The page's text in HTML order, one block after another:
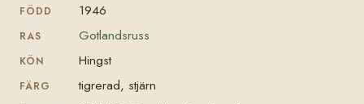
FÖDD 1946
RAS Gotlandsruss
KÖN Hingst
FÄRG tigrerad, stjärn